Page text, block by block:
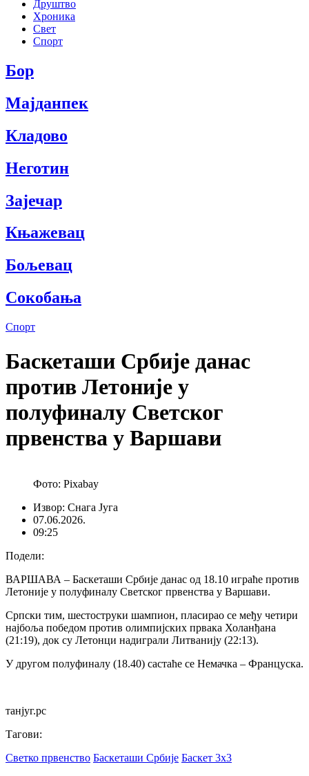
Друштво
Хроника
Свет
Спорт
Бор
Мајданпек
Кладово
Неготин
Зајечар
Књажевац
Бољевац
Сокобања
Спорт
Баскеташи Србије данас
против Летоније у
полуфиналу Светског
првенства у Варшави
Фото: Pixabay
Извор: Снага Југа
07.06.2026.
09:25
Подели:
ВАРШАВА – Баскеташи Србије данас од 18.10 играће против
Летоније у полуфиналу Светског првенства у Варшави.
Српски тим, шестоструки шампион, пласирао се међу четири
најбоља победом против олимпијских првака Холанђана
(21:19), док су Летонци надиграли Литванију (22:13).
У другом полуфиналу (18.40) састаће се Немачка – Француска.
танјуг.рс
Тагови:
Светко првенство Баскеташи Србије Баскет 3x3